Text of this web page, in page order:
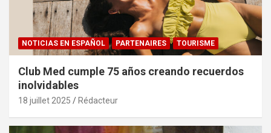
NOTICIAS EN ESPAÑOL PARTENAIRES TOURISME
Club Med cumple 75 años creando recuerdos
inolvidables
18 juillet 2025 Rédacteur